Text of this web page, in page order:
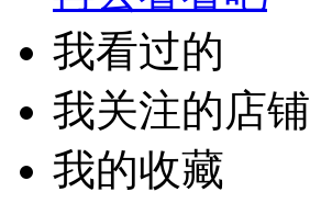
我看过的
我关注的店铺
我的收藏